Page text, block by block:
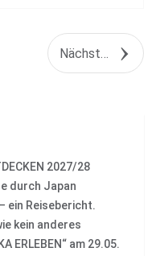
Nächstes Objekt
2027/28
durch Japan
ein Reisebericht.
kein anderes
ERLEBEN“ am 29.05.